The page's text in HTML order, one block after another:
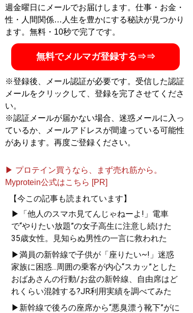
週金曜日にメールでお届けします。仕事・お金・
性・人間関係…人生を豊かにする秘訣が見つかり
ます。無料・10秒で完了です。
無料でメルマガ登録する⇒⇒
※登録後、メール認証が必要です。受信した認証
メールをクリックして、登録を完了させてくださ
い。
※認証メールが届かない場合、迷惑メールに入っ
ているか、メールアドレスが間違っている可能性
があります。再度ご登録ください。
▶ プロテイン買うなら、まず売れ筋から。
Myprotein公式はこちら [PR]
【今この記事も読まれています】
▶「他人のスマホ見てんじゃねーよ!」電車
で“やりたい放題”の女子高生に注意し続けた
35歳女性。見知らぬ男性の一言に救われた
▶満員の新幹線で子供が「座りたい~!」迷惑
家族に困惑...周囲の乗客が内心“スカッ”とした
おばあさんの行動/お盆の新幹線、自由席はど
れくらい混雑する?JR利用実績を調べてみた
▶新幹線で後ろの座席から“悪臭漂う靴下”がに